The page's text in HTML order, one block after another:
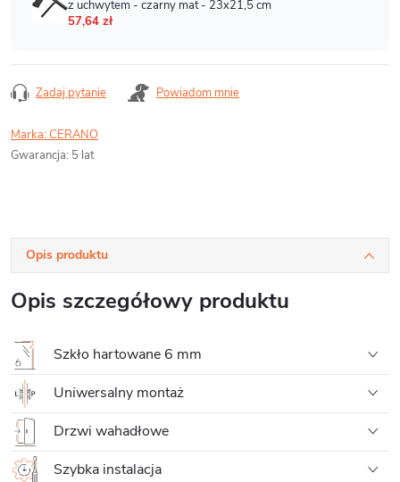
Zadaj pytanie Powiadom mnie
Marka:CERANO
Gwarancja: 5 lat
Opis produktu
Opis szczegółowy produktu
Szkło hartowane 6 mm
Uniwersalny montaż
Drzwi wahadłowe
Szybka instalacja